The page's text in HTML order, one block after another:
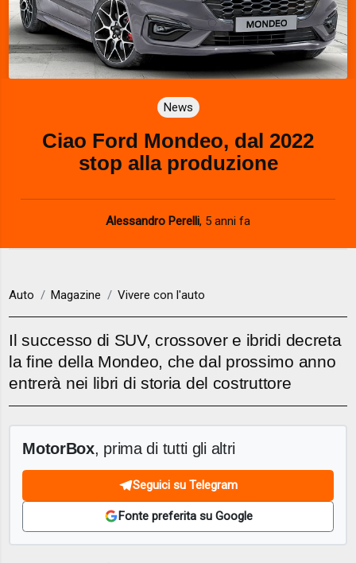
News
Ciao Ford Mondeo, dal 2022
stop alla produzione
Alessandro Perelli, 5 anni fa
Auto Magazine Vivere con l'auto
Il successo di SUV, crossover e ibridi decreta
la fine della Mondeo, che dal prossimo anno
entrerà nei libri di storia del costruttore
MotorBox, prima di tutti gli altri
Seguici su Telegram
Fonte preferita su Google